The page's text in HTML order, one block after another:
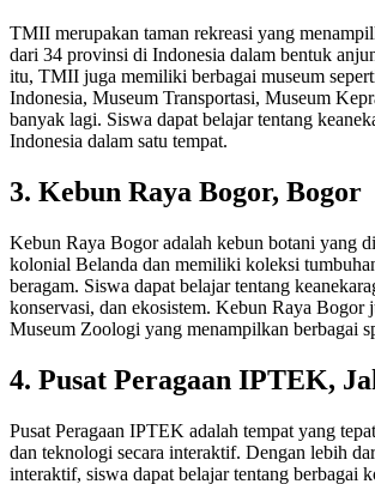
TMII merupakan taman rekreasi yang
dari 34 provinsi di Indonesia dalam bentuk
itu, TMII juga memiliki berbagai museum
Indonesia, Museum Transportasi, Museum
banyak lagi. Siswa dapat belajar tentang
Indonesia dalam satu tempat.
3. Kebun Raya Bogor, Bogor
Kebun Raya Bogor adalah kebun botani yang
kolonial Belanda dan memiliki koleksi
beragam. Siswa dapat belajar tentang
konservasi, dan ekosistem. Kebun Raya Bogor
Museum Zoologi yang menampilkan berbagai
4. Pusat Peragaan IPTEK,
Pusat Peragaan IPTEK adalah tempat yang
dan teknologi secara interaktif. Dengan lebih
interaktif, siswa dapat belajar tentang berbagai